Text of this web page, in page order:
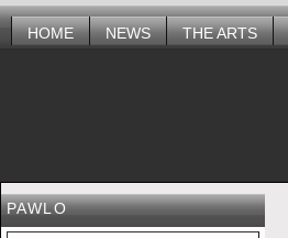
HOME NEWS THE ARTS
PAWLO